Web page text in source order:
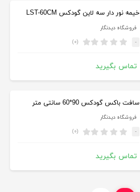
خیمه نور دار سه لاین گودکس LST-60CM
فروشگاه دیدنگار
- (۰)
تماس بگیرید
سافت باکس گودکس 90*60 سانتی متر
فروشگاه دیدنگار
- (۰)
تماس بگیرید